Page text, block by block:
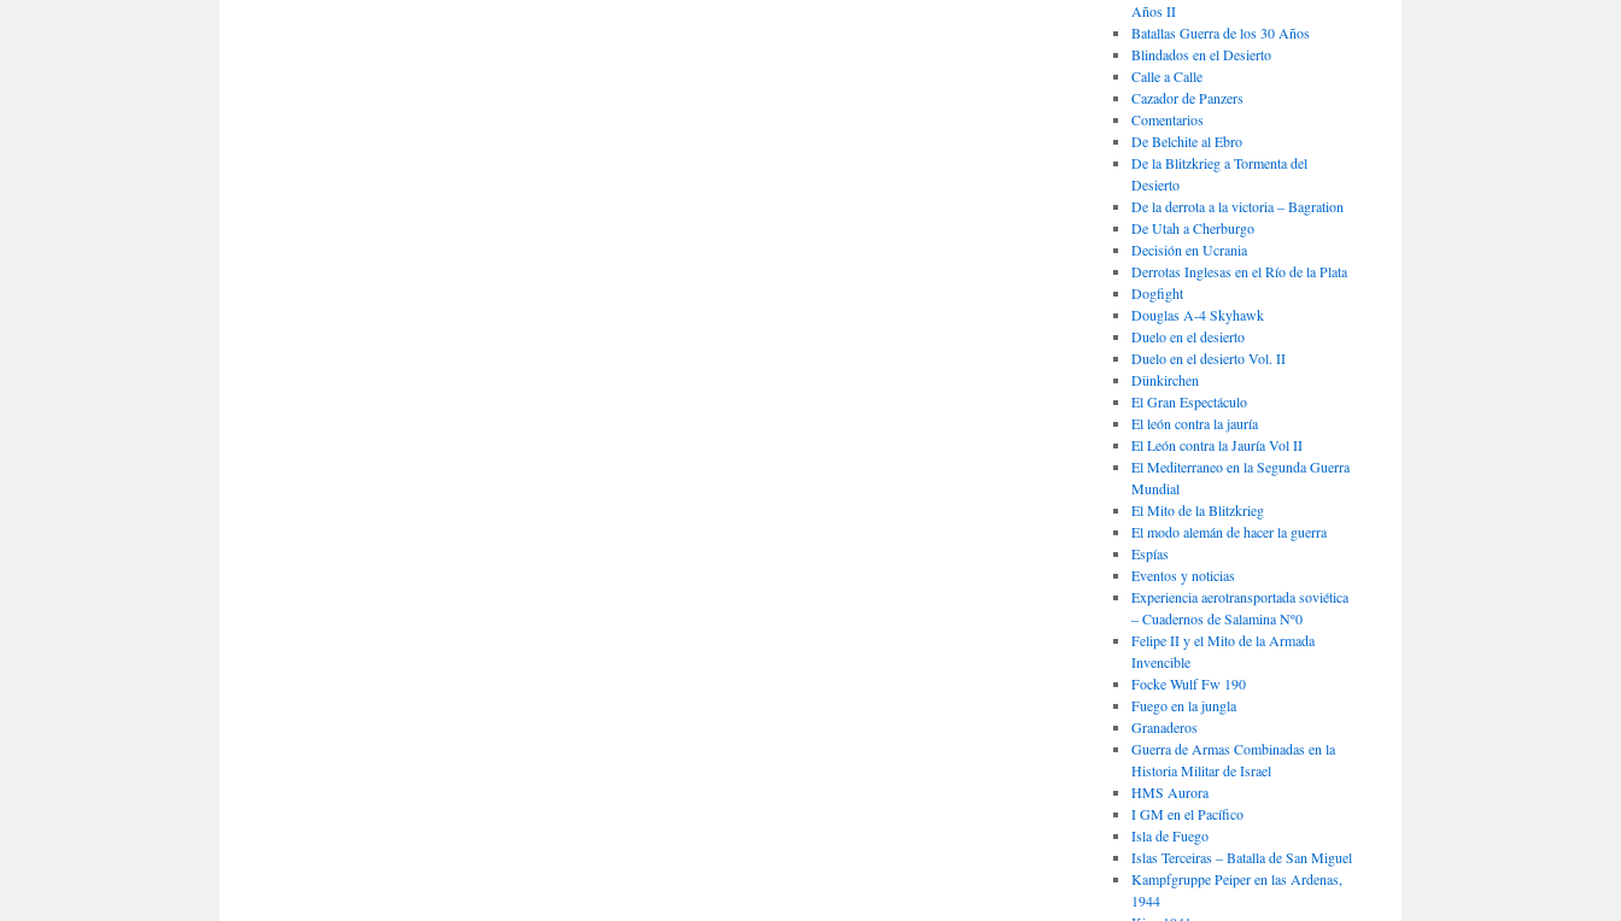
Años II
Batallas Guerra de los 30 Años
Blindados en el Desierto
Calle a Calle
Cazador de Panzers
Comentarios
De Belchite al Ebro
De la Blitzkrieg a Tormenta del
Desierto
De la derrota a la victoria – Bagration
De Utah a Cherburgo
Decisión en Ucrania
Derrotas Inglesas en el Río de la Plata
Dogfight
Douglas A-4 Skyhawk
Duelo en el desierto
Duelo en el desierto Vol. II
Dünkirchen
El Gran Espectáculo
El león contra la jauría
El León contra la Jauría Vol II
El Mediterraneo en la Segunda Guerra
Mundial
El Mito de la Blitzkrieg
El modo alemán de hacer la guerra
Espías
Eventos y noticias
Experiencia aerotransportada soviética
– Cuadernos de Salamina Nº0
Felipe II y el Mito de la Armada
Invencible
Focke Wulf Fw 190
Fuego en la jungla
Granaderos
Guerra de Armas Combinadas en la
Historia Militar de Israel
HMS Aurora
I GM en el Pacífico
Isla de Fuego
Islas Terceiras – Batalla de San Miguel
Kampfgruppe Peiper en las Ardenas,
1944